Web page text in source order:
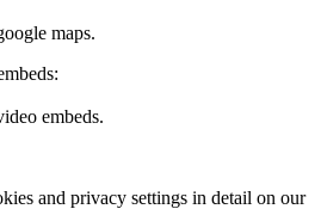
maps.
embeds.
and privacy settings in detail on our